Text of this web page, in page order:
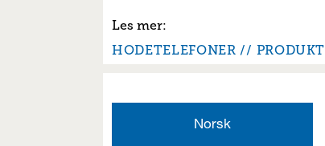
HODETELEFONER PRODUKT
Norsk